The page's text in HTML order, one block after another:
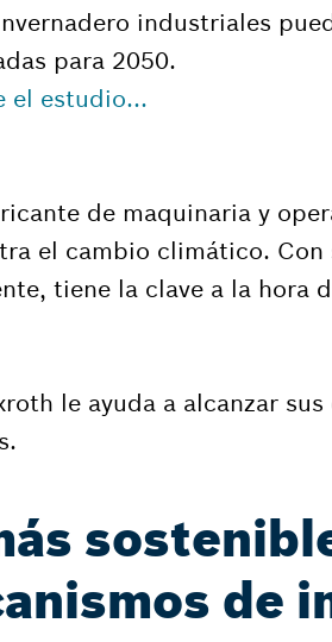
industriales
para 2050.
el estudio...
de maquinaria y
el cambio climático.
tiene la clave a la hora
le ayuda a alcanzar
de